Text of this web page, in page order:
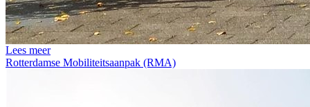
Lees meer
Rotterdamse Mobiliteitsaanpak (RMA)